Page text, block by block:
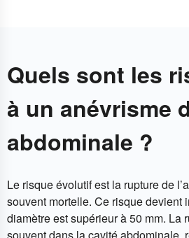
Quels sont les
à un anévrisme
abdominale ?
Le risque évolutif est la rupture de
souvent mortelle. Ce risque devient
diamètre est supérieur à 50 mm. La